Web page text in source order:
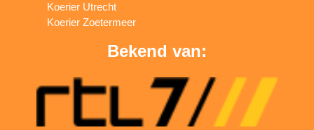
Koerier Utrecht
Koerier Zoetermeer
Bekend van: